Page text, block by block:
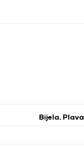
Bijela, Plava